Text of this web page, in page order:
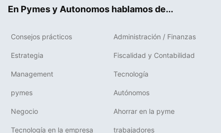
En Pymes y Autonomos hablamos de...
Consejos prácticos Administración / Finanzas
Estrategia Fiscalidad y Contabilidad
Management Tecnología
pymes Autónomos
Negocio Ahorrar en la pyme
Tecnología en la empresa trabajadores